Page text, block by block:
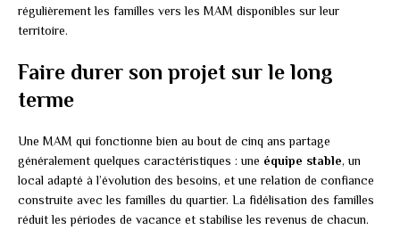
régulièrement les familles vers les MAM disponibles sur leur
territoire.
Faire durer son projet sur le long
terme
Une MAM qui fonctionne bien au bout de cinq ans partage
généralement quelques caractéristiques : une équipe stable, un
local adapté à l’évolution des besoins, et une relation de confiance
construite avec les familles du quartier. La fidélisation des familles
réduit les périodes de vacance et stabilise les revenus de chacun.